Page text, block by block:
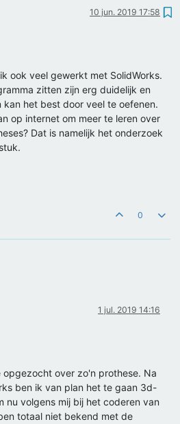
10 jun. 2019 17:58
ook veel gewerkt met SolidWorks.
zitten zijn erg duidelijk en
kan het best door veel te oefenen.
op internet om meer te leren over
Dat is namelijk het onderzoek
0
1 jul. 2019 14:16
over zo'n prothese. Na
ben ik van plan het te gaan 3d-
nu volgens mij bij het coderen van
totaal niet bekend met de